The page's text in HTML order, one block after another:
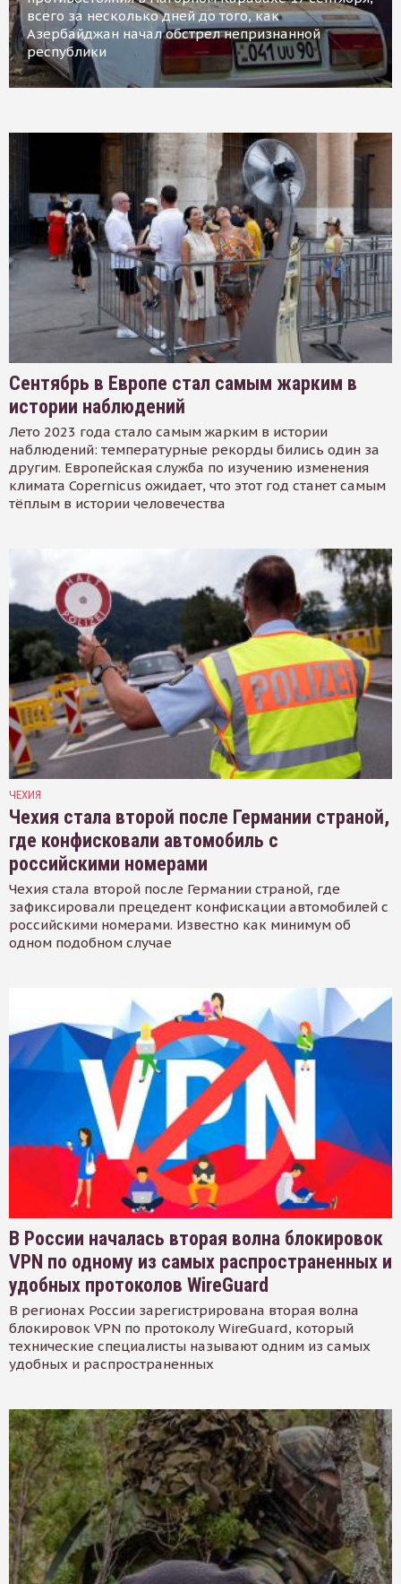
всего за несколько дней до того, как
Азербайджан начал обстрел непризнанной
республики
Сентябрь в Европе стал самым жарким в
истории наблюдений
Лето 2023 года стало самым жарким в истории
наблюдений: температурные рекорды бились один за
другим. Европейская служба по изучению изменения
климата Copernicus ожидает, что этот год станет самым
тёплым в истории человечества
ЧЕХИЯ
Чехия стала второй после Германии страной,
где конфисковали автомобиль с
российскими номерами
Чехия стала второй после Германии страной, где
зафиксировали прецедент конфискации автомобилей с
российскими номерами. Известно как минимум об
одном подобном случае
В России началась вторая волна блокировок
VPN по одному из самых распространенных и
удобных протоколов WireGuard
В регионах России зарегистрирована вторая волна
блокировок VPN по протоколу WireGuard, который
технические специалисты называют одним из самых
удобных и распространенных